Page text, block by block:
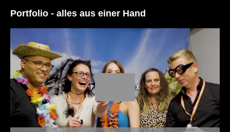
Portfolio - alles aus einer Hand